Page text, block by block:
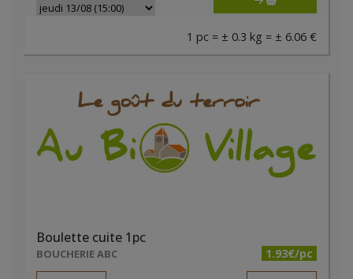
1 pc = ± 0.3 kg = ± 6.06 €
Boulette cuite 1pc
BOUCHERIE ABC 1.93€/pc